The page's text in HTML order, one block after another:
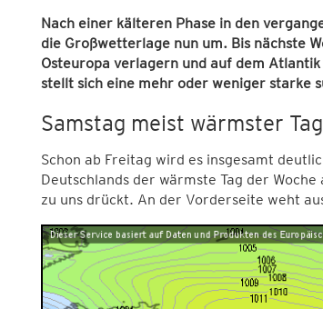
Nach einer kälteren Phase in den
die Großwetterlage nun um. Bis nächste
Osteuropa verlagern und auf dem
stellt sich eine mehr oder weniger starke
Samstag meist wärmster
Schon ab Freitag wird es insgesamt
Deutschlands der wärmste Tag der
zu uns drückt. An der Vorderseite weht